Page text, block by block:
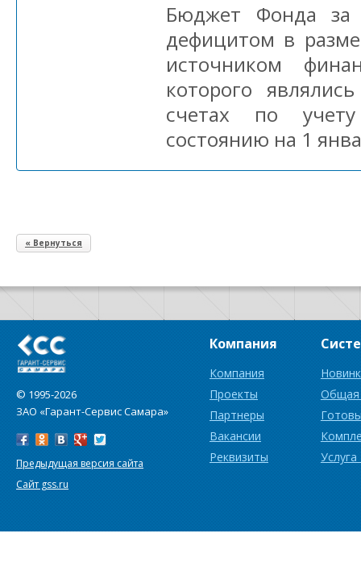
Бюджет Фонда
дефицитом в
источником
которого
счетах по
состоянию на 1
« Вернуться
© 1995-2026
ЗАО «Гарант-Сервис Самара»
Предыдущая версия сайта
Сайт gss.ru
Компания
Компания
Проекты
Партнеры
Вакансии
Реквизиты
Общая